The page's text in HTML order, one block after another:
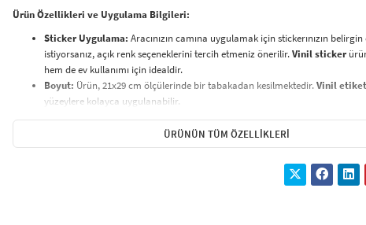
Ürün Özellikleri ve Uygulama Bilgileri:
Sticker Uygulama: Aracınızın camına uygulamak için stickerınızın belirgin
istiyorsanız, açık renk seçeneklerini tercih etmeniz önerilir.Vinil sticker
hem de ev kullanımı için idealdir.
Boyut: Ürün, 21x29 cm ölçülerinde bir tabakadan kesilmektedir.Vinil etiket
yüzeylere kolayca uygulanabilir.
ile silerek temizlemeniz, uzun ömürlü kullanım sağlar. Vinil
nemlere karşı dayanıklıdır.
ile özenle paketlenmiştir. Ürün, bu kağıt
ÜRÜNÜN TÜM ÖZELLIKLERI